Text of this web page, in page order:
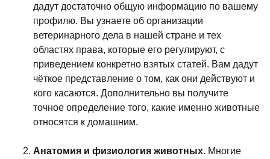
дадут достаточно общую информацию по вашему
профилю. Вы узнаете об организации
ветеринарного дела в нашей стране и тех
областях права, которые его регулируют, с
приведением конкретно взятых статей. Вам дадут
чёткое представление о том, как они действуют и
кого касаются. Дополнительно вы получите
точное определение того, какие именно животные
относятся к домашним.
Анатомия и физиология животных. Многие